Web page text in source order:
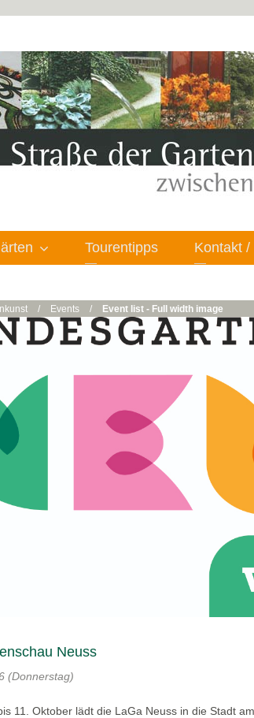
Tourentipps Kontakt /
/ Events / Event list - Full width image
Neuss
(Donnerstag)
11. Oktober lädt die LaGa Neuss in die Stadt